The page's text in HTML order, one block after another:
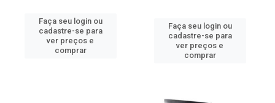
Faça seu login ou
cadastre-se para
ver preços e
comprar
Faça seu login ou
cadastre-se para
ver preços e
comprar